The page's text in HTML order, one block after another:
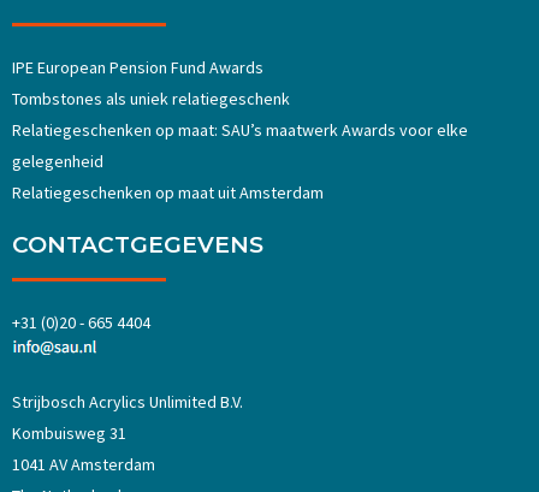
IPE European Pension Fund Awards
Tombstones als uniek relatiegeschenk
Relatiegeschenken op maat: SAU’s maatwerk Awards voor elke
gelegenheid
Relatiegeschenken op maat uit Amsterdam
CONTACTGEGEVENS
+31 (0)20 - 665 4404
Strijbosch Acrylics Unlimited B.V.
Kombuisweg 31
1041 AV Amsterdam